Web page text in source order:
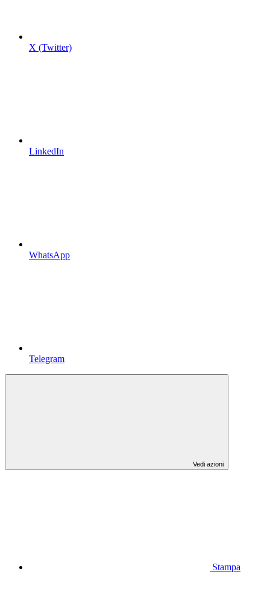
X (Twitter)
LinkedIn
WhatsApp
Telegram
Vedi azioni
Stampa